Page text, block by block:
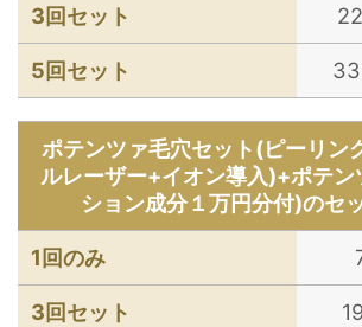
3回セット
5回セット
ポテンツァ毛穴セット(ピーリン
ルレーザー+イオン導入)+ポテ
ション成分１万円分付)のセ
1回のみ
3回セット